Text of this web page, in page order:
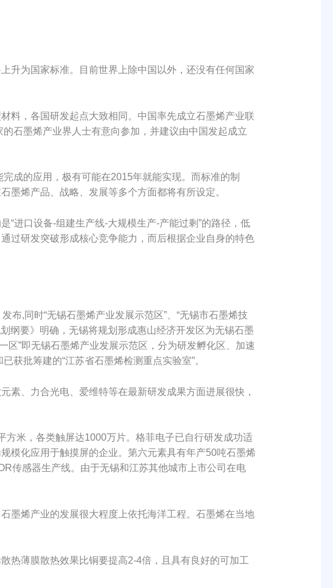
为国家标准。目前世界上除中国以外，还没有任何国家
，各国研发起点大致相同。中国率先成立石墨烯产业联
石墨烯产业界人士有意向参加，并建议由中国发起成立
的应用，极有可能在2015年就能实现。而标准的制
墨烯产品、战略、发展等多个方面都将有所设定。
进口设备-组建生产线-大规模生产-产能过剩”的路径，低
过研发突破形成核心竞争能力，而后根据企业自身的特色
,同时“无锡石墨烯产业发展示范区”、“无锡市石墨烯技
纲要》明确，无锡将规划形成惠山经济开发区为无锡石墨
区”即无锡石墨烯产业发展示范区，分为研发孵化区、加速
获批筹建的“江苏省石墨烯检测重点实验室”。
、力合光电、爱维特等在最新研发成果方面进展很快，
米，各类触屏达1000万片。格菲电子已自行研发成功适
模化应用于触摸屏的企业。第六元素具有年产50吨石墨烯
传感器生产线。由于无锡和江苏其他城市上市公司在电
烯产业的发展很大程度上依托海洋工程。石墨烯在当地
薄膜散热效果比铜要提高2-4倍，且具有良好的可加工